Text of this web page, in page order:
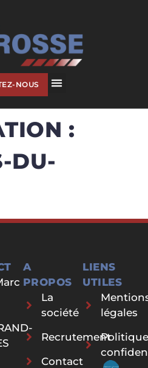
NOUS
:
DU-
A
PROPOS
La
société
Recrutement
Contact
LIENS
UTILES
légales